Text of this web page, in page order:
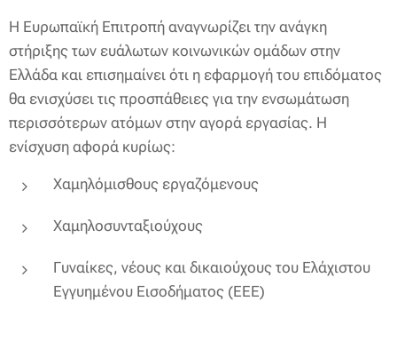
Η Ευρωπαϊκή Επιτροπή αναγνωρίζει την ανάγκη
στήριξης των ευάλωτων κοινωνικών ομάδων στην
Ελλάδα και επισημαίνει ότι η εφαρμογή του επιδόματος
θα ενισχύσει τις προσπάθειες για την ενσωμάτωση
περισσότερων ατόμων στην αγορά εργασίας. Η
ενίσχυση αφορά κυρίως:
Χαμηλόμισθους εργαζόμενους
Χαμηλοσυνταξιούχους
Γυναίκες, νέους και δικαιούχους του Ελάχιστου
Εγγυημένου Εισοδήματος (ΕΕΕ)